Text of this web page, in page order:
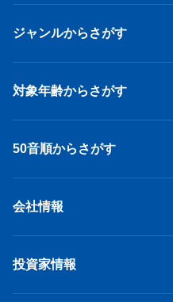
ジャンルからさがす
対象年齢からさがす
50音順からさがす
会社情報
投資家情報